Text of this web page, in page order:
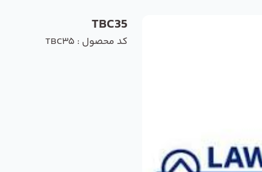
TBC35
کد محصول : TBC35